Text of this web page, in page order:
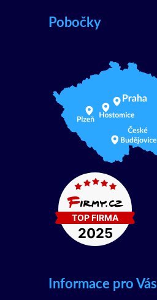
Pobočky
Informace pro Vás